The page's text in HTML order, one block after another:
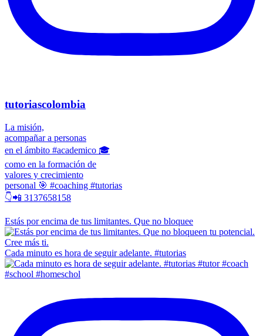
tutoriascolombia
La misión,
acompañar a personas
en el ámbito #academico 🎓
como en la formación de
valores y crecimiento
personal 🎯 #coaching #tutorias
👇📲 3137658158
Estás por encima de tus limitantes. Que no bloquee
Cada minuto es hora de seguir adelante. #tutorias